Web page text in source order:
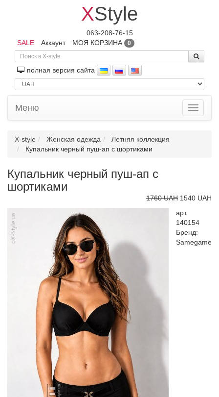
XStyle
063-208-76-15
SALE
Аккаунт МОЯ КОРЗИНА 0
полная версия сайта
Toggle
Меню
X-style Женская одежда
Летняя коллекция
Купальник черный пуш-ап с шортиками
Купальник черный пуш-ап с
шортиками
1760 UAH 1540 UAH
арт.
140154
Бренд:
Samegame